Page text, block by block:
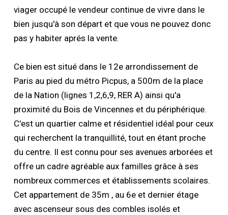
viager occupé le vendeur continue de vivre dans le
bien jusqu'à son départ et que vous ne pouvez donc
pas y habiter aprés la vente.
Ce bien est situé dans le 12e arrondissement de
Paris au pied du métro Picpus, a 500m de la place
de la Nation (lignes 1,2,6,9, RER A) ainsi qu'a
proximité du Bois de Vincennes et du périphérique.
C'est un quartier calme et résidentiel idéal pour ceux
qui recherchent la tranquillité, tout en étant proche
du centre. Il est connu pour ses avenues arborées et
offre un cadre agréable aux familles grâce à ses
nombreux commerces et établissements scolaires.
Cet appartement de 35m , au 6e et dernier étage
avec ascenseur sous des combles isolés et